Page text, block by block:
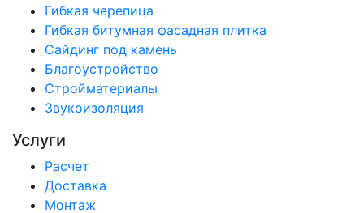
Гибкая черепица
Гибкая битумная фасадная плитка
Сайдинг под камень
Благоустройство
Стройматериалы
Звукоизоляция
Услуги
Расчет
Доставка
Монтаж